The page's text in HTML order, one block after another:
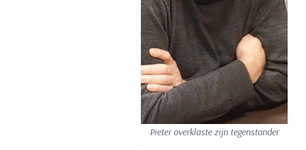
Pieter overklaste zijn tegenstander